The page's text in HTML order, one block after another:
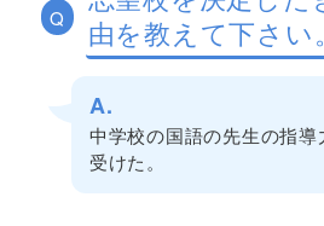
Q
由を教えて下さい。
A.
中学校の国語の先生の指
受けた。